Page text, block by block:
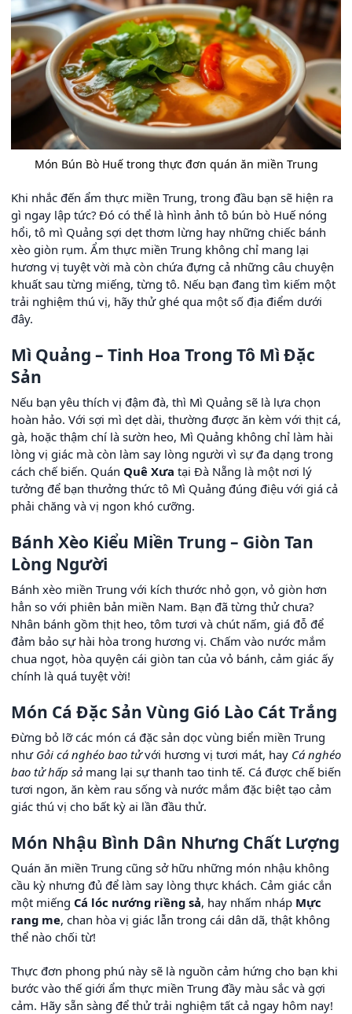
Món Bún Bò Huế trong thực đơn quán ăn miền Trung
Khi nhắc đến ẩm thực miền Trung, trong đầu bạn sẽ hiện ra
gì ngay lập tức? Đó có thể là hình ảnh tô bún bò Huế nóng
hổi, tô mì Quảng sợi dẹt thơm lừng hay những chiếc bánh
xèo giòn rụm. Ẩm thực miền Trung không chỉ mang lại
hương vị tuyệt vời mà còn chứa đựng cả những câu chuyện
khuất sau từng miếng, từng tô. Nếu bạn đang tìm kiếm một
trải nghiệm thú vị, hãy thử ghé qua một số địa điểm dưới
đây.
Mì Quảng – Tinh Hoa Trong Tô Mì Đặc
Sản
Nếu bạn yêu thích vị đậm đà, thì Mì Quảng sẽ là lựa chọn
hoàn hảo. Với sợi mì dẹt dài, thường được ăn kèm với thịt cá,
gà, hoặc thậm chí là sườn heo, Mì Quảng không chỉ làm hài
lòng vị giác mà còn làm say lòng người vì sự đa dạng trong
cách chế biến. Quán Quê Xưa tại Đà Nẵng là một nơi lý
tưởng để bạn thưởng thức tô Mì Quảng đúng điệu với giá cả
phải chăng và vị ngon khó cưỡng.
Bánh Xèo Kiểu Miền Trung – Giòn Tan
Lòng Người
Bánh xèo miền Trung với kích thước nhỏ gọn, vỏ giòn hơn
hẳn so với phiên bản miền Nam. Bạn đã từng thử chưa?
Nhân bánh gồm thịt heo, tôm tươi và chút nấm, giá đỗ để
đảm bảo sự hài hòa trong hương vị. Chấm vào nước mắm
chua ngọt, hòa quyện cái giòn tan của vỏ bánh, cảm giác ấy
chính là quá tuyệt vời!
Món Cá Đặc Sản Vùng Gió Lào Cát Trắng
Đừng bỏ lỡ các món cá đặc sản dọc vùng biển miền Trung
như Gỏi cá nghéo bao tửvới hương vị tươi mát, hay Cá nghéo
bao tử hấp sả mang lại sự thanh tao tinh tế. Cá được chế biến
tươi ngon, ăn kèm rau sống và nước mắm đặc biệt tạo cảm
giác thú vị cho bất kỳ ai lần đầu thử.
Món Nhậu Bình Dân Nhưng Chất Lượng
Quán ăn miền Trung cũng sở hữu những món nhậu không
cầu kỳ nhưng đủ để làm say lòng thực khách. Cảm giác cắn
một miếng Cá lóc nướng riềng sả, hay nhấm nháp Mực
rang me, chan hòa vị giác lẫn trong cái dân dã, thật không
thể nào chối từ!
Thực đơn phong phú này sẽ là nguồn cảm hứng cho bạn khi
bước vào thế giới ẩm thực miền Trung đầy màu sắc và gợi
cảm. Hãy sẵn sàng để thử trải nghiệm tất cả ngay hôm nay!